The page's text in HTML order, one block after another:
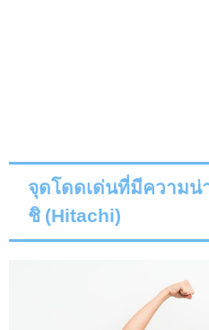
จุดโดดเด่นที่มีความน่
ชิ (Hitachi)